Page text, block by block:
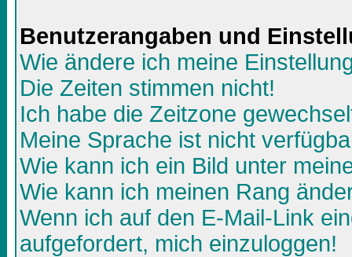
Benutzerangaben und
Wie ändere ich meine
Die Zeiten stimmen nicht!
Ich habe die Zeitzone
Meine Sprache ist nicht
Wie kann ich ein Bild unter
Wie kann ich meinen Rang
Wenn ich auf den E-Mail-Link
aufgefordert, mich einzuloggen!